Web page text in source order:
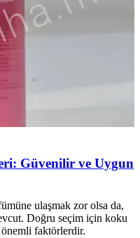
Güvenilir ve Uygun
ulaşmak zor olsa da,
Doğru seçim için koku
faktörlerdir.